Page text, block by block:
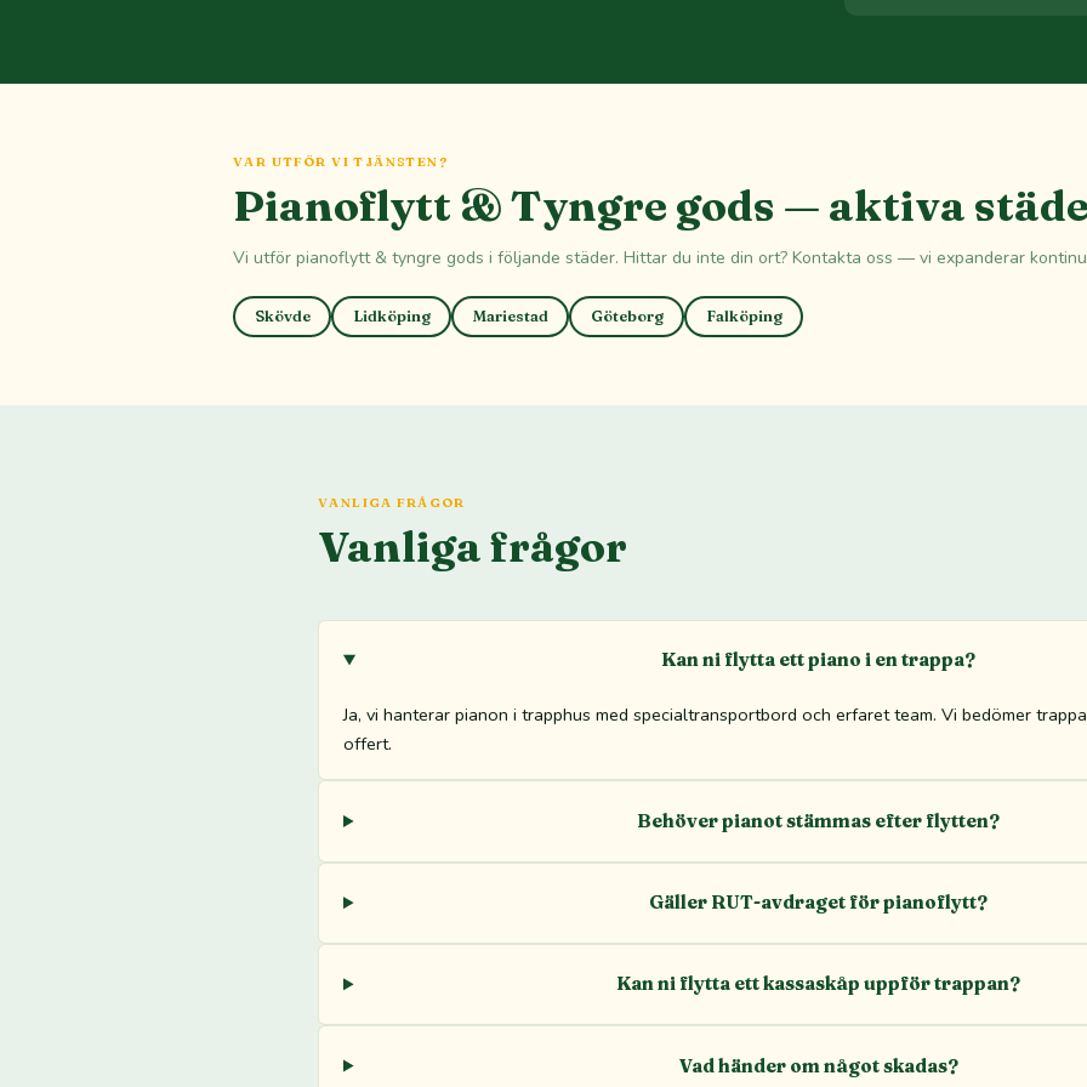
VAR UTFÖR VI TJÄNSTEN?
Pianoflytt & Tyngre gods — aktiva
Vi utför pianoflytt & tyngre gods i följande städer. Hittar du inte din ort? Kontakta oss — vi expanderar
Skövde Lidköping Mariestad Göteborg Falköping
VANLIGA FRÅGOR
Vanliga frågor
Kan ni flytta ett piano i en trappa?
Ja, vi hanterar pianon i trapphus med specialtransportbord och erfaret team. Vi bedömer
offert.
Behöver pianot stämmas efter flytten?
Gäller RUT-avdraget för pianoflytt?
Kan ni flytta ett kassaskåp uppför trappan?
Vad händer om något skadas?